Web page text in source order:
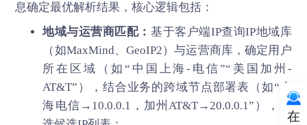
息确定最优解析结果，核心逻辑包括：
地域与运营商匹配： 基于客户端IP查询IP地域库
（如MaxMind、GeoIP2）与运营商库，确定用户
所在区域（如“中国上海-电信”“美国加州-
AT&T”），结合业务的跨域节点部署表（如“上
海电信→10.0.0.1，加州AT&T→20.0.0.1”），筛
在